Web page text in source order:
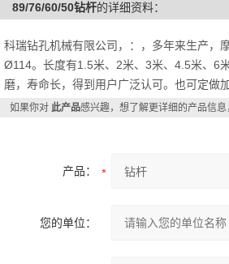
89/76/60/50钻杆的详细资料：
科瑞钻孔机械有限公司，：，多年来生产
Ø114。长度有1.5米、2米、3米、4.5米、6
磨，寿命长，得到用户广泛认可。也可定做
如果你对 此产品感兴趣，想了解更详细的产品信息
产品：
您的单位：